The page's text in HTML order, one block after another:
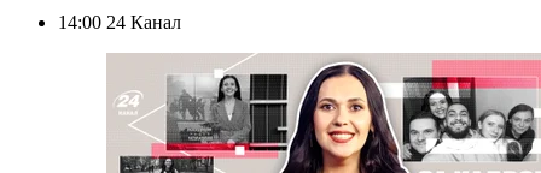
14:00 24 Канал